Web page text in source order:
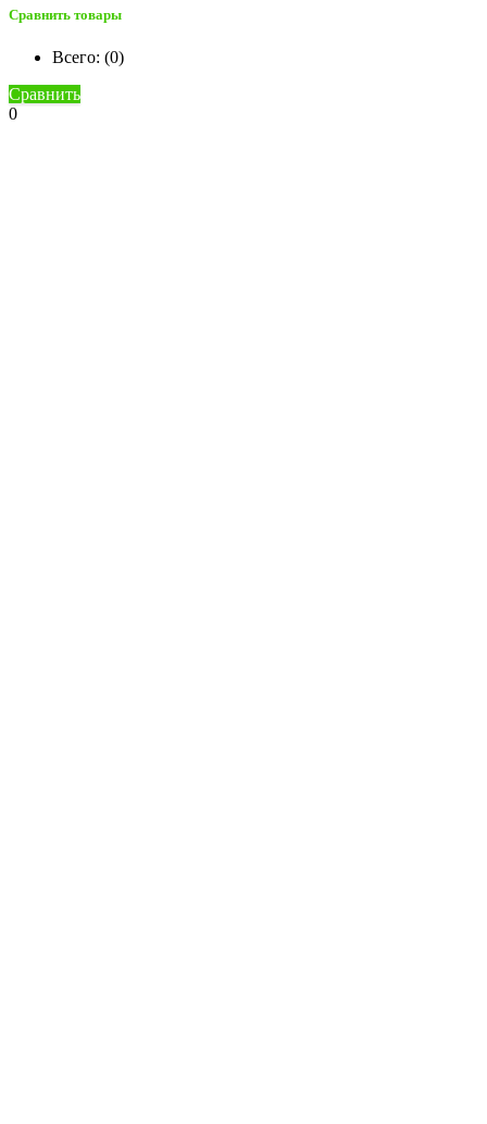
Сравнить товары
Всего: (0)
Сравнить
0